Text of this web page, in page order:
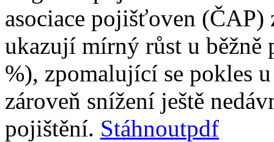
asociace pojišťoven
ukazují mírný růst u
%), zpomalující se pokles
zároveň snížení ještě
pojištění. Stáhnoutpdf